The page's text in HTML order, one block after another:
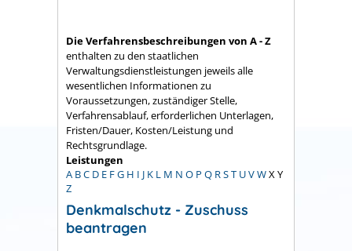
Die Verfahrensbeschreibungen von A - Z
enthalten zu den staatlichen
Verwaltungsdienstleistungen jeweils alle
wesentlichen Informationen zu
Voraussetzungen, zuständiger Stelle,
Verfahrensablauf, erforderlichen Unterlagen,
Fristen/Dauer, Kosten/Leistung und
Rechtsgrundlage.
Leistungen
A BC D E FG H I J K L M N O P Q RST UVWX Y
Z
Denkmalschutz - Zuschuss
beantragen